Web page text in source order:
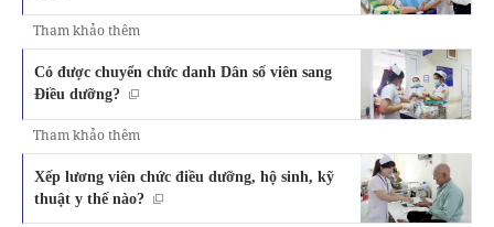
Tham khảo thêm
Có được chuyển chức danh Dân số viên sang
Điều dưỡng?
Tham khảo thêm
Xếp lương viên chức điều dưỡng, hộ sinh, kỹ
thuật y thế nào?